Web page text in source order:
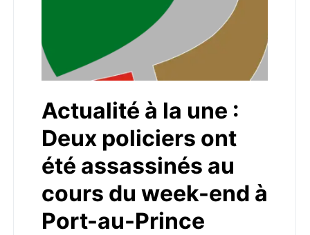
Actualité à la une :
Deux policiers ont
été assassinés au
cours du week-end à
Port-au-Prince